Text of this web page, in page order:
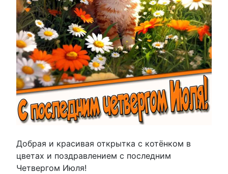
Добрая и красивая открытка с котёнком в
цветах и поздравлением с последним
Четвергом Июля!